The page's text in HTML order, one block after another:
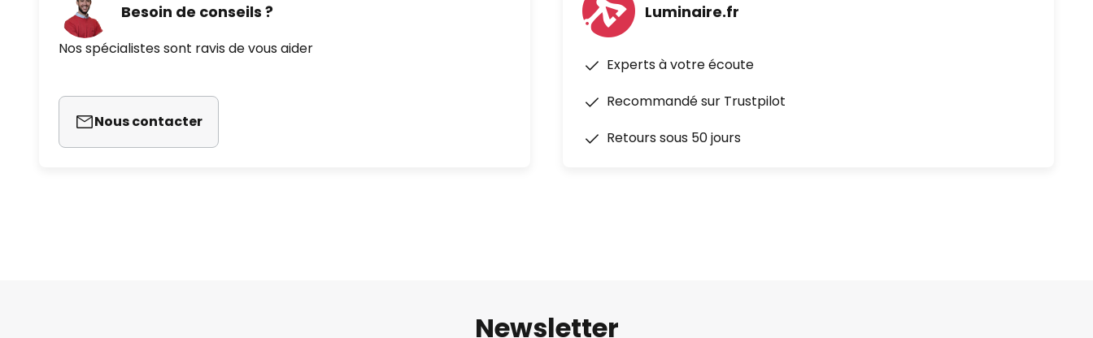
Besoin de conseils ?
Nos spécialistes sont ravis de vous aider
Nous contacter
Luminaire.fr
Experts à votre écoute
Recommandé sur Trustpilot
Retours sous 50 jours
Newsletter